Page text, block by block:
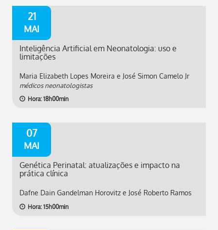
21
MAI
Inteligência Artificial em Neonatologia: uso e
limitações
Maria Elizabeth Lopes Moreira e José Simon Camelo Jr
médicos neonatologistas
Hora: 18h00min
07
MAI
Genética Perinatal: atualizações e impacto na
prática clínica
Dafne Dain Gandelman Horovitz e José Roberto Ramos
Hora: 15h00min